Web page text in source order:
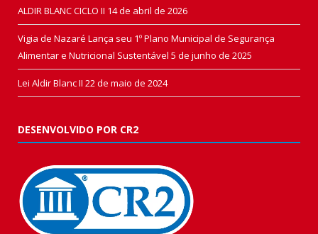
ALDIR BLANC CICLO II 14 de abril de 2026
Vigia de Nazaré Lança seu 1º Plano Municipal de Segurança
Alimentar e Nutricional Sustentável 5 de junho de 2025
Lei Aldir Blanc II 22 de maio de 2024
DESENVOLVIDO POR CR2